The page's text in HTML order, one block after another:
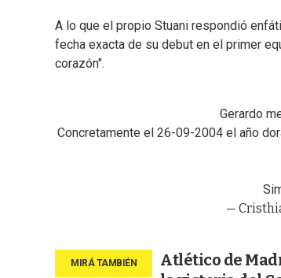
A lo que el propio Stuani respondió
fecha exacta de su debut en el primer
corazón".
Gerardo
Concretamente el 26-09-2004 el año
—
Atlético de